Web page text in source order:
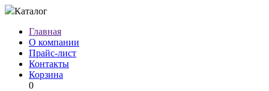
Каталог
Главная
О компании
Прайс-лист
Контакты
Корзина
0